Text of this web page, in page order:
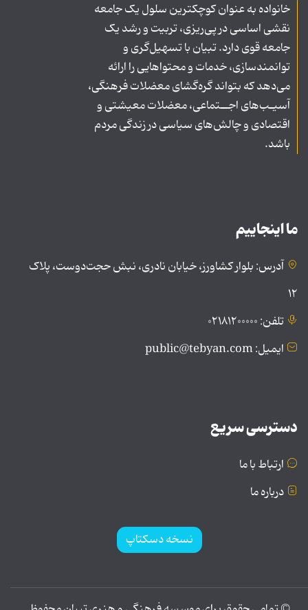
خانواده به عنوان کوچکترین سلول یک جامعه
نقشی اساسی در پی‌ریزی، تربیت و رشد یک
جامعه قوی دارد. تبیان با تسهیل‌گری و
توانمندسازی، خدمات و محتواهایی را ارائه
می‌دهد که بتواند گره‌گشای معضلات فرهنگی،
آسیـب‌های اجــتماعی، معضلات معیشتی و
اقتصادی و چالش‌های سیاسی در زندگی مردم
باشد.
ما اینجاییم
آدرس: بلوار کشاورز، خیابان نادری، نبش حجت‌دوست، پلاک
۱۲
تلفن: ۰۲۱۸۱۲۰۰۰۰۰
ایمیل: public@tebyan.com
دسترسی سریع
ارتباط با ما
درباره ما
نسخه دسکتاپ